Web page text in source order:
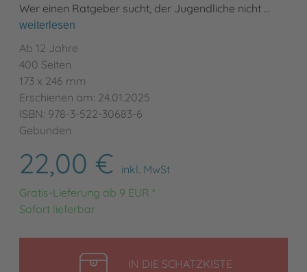
Wer einen Ratgeber sucht, der Jugendliche nicht …
weiterlesen
Ab 12 Jahre
400 Seiten
173 x 246 mm
Erschienen am: 24.01.2025
ISBN: 978-3-522-30683-6
Gebunden
22,00 €
inkl. MwSt
Gratis-Lieferung ab 9 EUR *
Sofort lieferbar
IN DIE SCHATZKISTELEGEN